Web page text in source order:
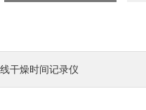
干燥时间记录仪